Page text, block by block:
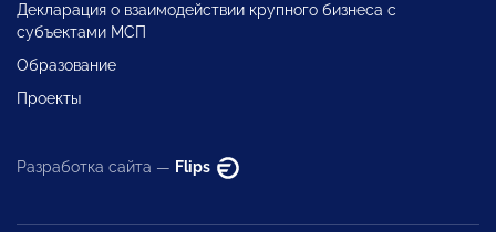
Декларация о взаимодействии крупного бизнеса с
субъектами МСП
Образование
Проекты
Разработка сайта — Flips